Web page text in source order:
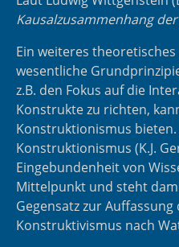
Kausalzusammenhang
Ein weiteres
wesentliche
z.B. den Fokus auf die
Konstrukte zu richten,
Konstruktionismus bieten.
Konstruktionismus (K.J.
Eingebundenheit von
Mittelpunkt und steht
Gegensatz zur Auffassung
Konstruktivismus nach